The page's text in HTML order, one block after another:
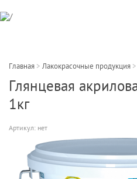
Главная > Лакокрасочные продукция >
Глянцевая
1кг
Артикул: нет